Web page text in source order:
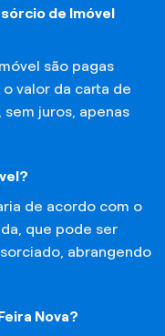
de Imóvel
são pagas
valor da carta de
juros, apenas
de acordo com o
que pode ser
abrangendo
Nova?